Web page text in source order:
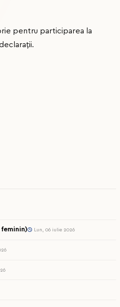
pentru participarea la
Lun, 06 iulie 2026